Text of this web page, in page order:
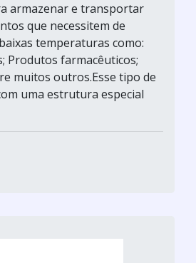
armazenar e transportar
que necessitem de
temperaturas como:
Produtos farmacêuticos;
muitos outros.Esse tipo de
uma estrutura especial